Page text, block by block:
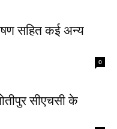
सहित कई अन्य
0
सीएचसी के